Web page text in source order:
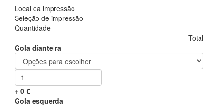
Local da impressão
Seleção de impressão
Quantidade
Total
Gola dianteira
+ 0 €
Gola esquerda